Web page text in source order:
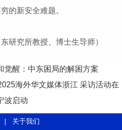
的新安全难题。
研究所教授、博士生导师）
觉醒：中东困局的解困方案
海外华文媒体浙江 采访活动在
波启动
| 关于我们